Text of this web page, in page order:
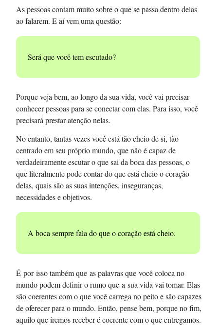
As pessoas contam muito sobre o que se passa dentro delas
ao falarem. E aí vem uma questão:
Será que você tem escutado?
Porque veja bem, ao longo da sua vida, você vai precisar
conhecer pessoas para se conectar com elas. Para isso, você
precisará prestar atenção nelas.
No entanto, tantas vezes você está tão cheio de si, tão
centrado em seu próprio mundo, que não é capaz de
verdadeiramente escutar o que sai da boca das pessoas, o
que literalmente pode contar do que está cheio o coração
delas, quais são as suas intenções, inseguranças,
necessidades e objetivos.
A boca sempre fala do que o coração está cheio.
É por isso também que as palavras que você coloca no
mundo podem definir o rumo que a sua vida vai tomar. Elas
são coerentes com o que você carrega no peito e são capazes
de oferecer para o mundo. Então, pense bem, porque no fim,
aquilo que iremos receber é coerente com o que entregamos.